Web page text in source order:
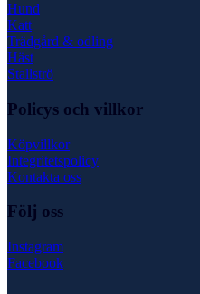
Hund
Katt
Trädgård & odling
Häst
Stallströ
Policys och villkor
Köpvillkor
Integritetspolicy
Kontakta oss
Följ oss
Instagram
Facebook